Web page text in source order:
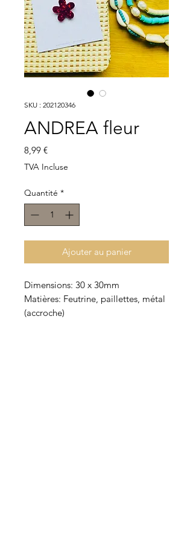
SKU : 202120346
ANDREA fleur
8,99 €Prix
TVA Incluse
Quantité *
Ajouter au panier
Dimensions: 30 x 30mm
Matières: Feutrine, paillettes, métal
(accroche)